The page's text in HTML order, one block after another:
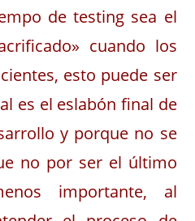
de testing sea el
cuando los
esto puede ser
es el eslabón final de
y porque no se
no por ser el último
importante, al